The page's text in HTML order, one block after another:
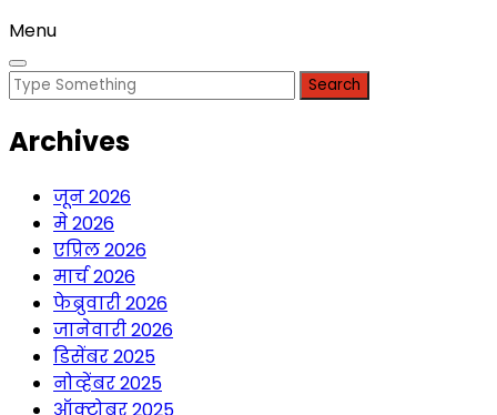
Menu
Search
Archives
जून 2026
मे 2026
एप्रिल 2026
मार्च 2026
फेब्रुवारी 2026
जानेवारी 2026
डिसेंबर 2025
नोव्हेंबर 2025
ऑक्टोबर 2025